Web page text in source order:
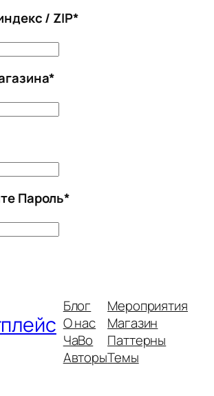
/ ZIP*
*
Пароль*
Блог
О нас
ЧаВо
Авторы
Мероприятия
Магазин
Паттерны
Темы